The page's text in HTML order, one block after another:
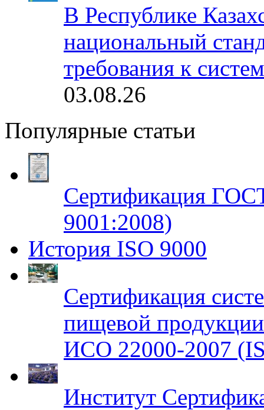
В Республике
национальный
требования к
03.08.26
Популярные статьи
Сертификация
9001:2008)
История ISO 9000
Сертификация
пищевой
ИСО 22000-2007
Институт